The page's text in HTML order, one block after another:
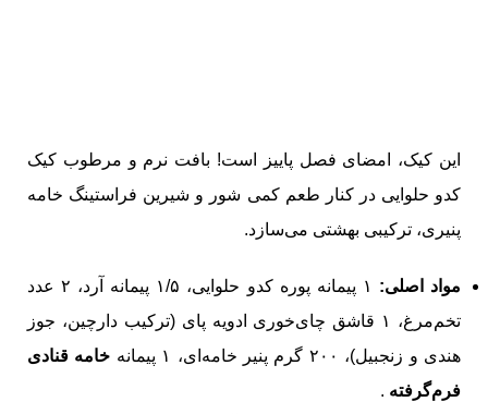
این کیک، امضای فصل پاییز است! بافت نرم و مرطوب کیک
کدو حلوایی در کنار طعم کمی شور و شیرین فراستینگ خامه
پنیری، ترکیبی بهشتی می‌سازد.
مواد اصلی:
۱ پیمانه پوره کدو حلوایی، ۱/۵ پیمانه آرد، ۲ عدد
تخم‌مرغ، ۱ قاشق چای‌خوری ادویه پای (ترکیب دارچین، جوز
هندی و زنجبیل)، ۲۰۰ گرم پنیر خامه‌ای، ۱ پیمانه
خامه قنادی
فرم‌گرفته .